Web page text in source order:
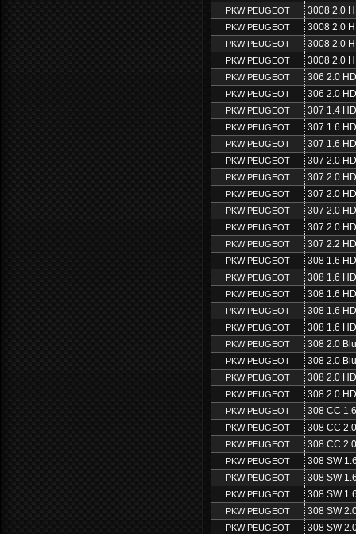
PKW PEUGEOT 3008 2.0
PKW PEUGEOT 3008 2.0
PKW PEUGEOT 3008 2.0
PKW PEUGEOT 3008 2.0
PKW PEUGEOT 306 2.0
PKW PEUGEOT 306 2.0
PKW PEUGEOT 307 1.4
PKW PEUGEOT 307 1.6
PKW PEUGEOT 307 1.6
PKW PEUGEOT 307 2.0
PKW PEUGEOT 307 2.0
PKW PEUGEOT 307 2.0
PKW PEUGEOT 307 2.0
PKW PEUGEOT 307 2.0
PKW PEUGEOT 307 2.2
PKW PEUGEOT 308 1.6
PKW PEUGEOT 308 1.6
PKW PEUGEOT 308 1.6
PKW PEUGEOT 308 1.6
PKW PEUGEOT 308 1.6
PKW PEUGEOT 308 2.0
PKW PEUGEOT 308 2.0
PKW PEUGEOT 308 2.0
PKW PEUGEOT 308 2.0
PKW PEUGEOT 308 CC
PKW PEUGEOT 308 CC
PKW PEUGEOT 308 CC
PKW PEUGEOT 308 SW
PKW PEUGEOT 308 SW
PKW PEUGEOT 308 SW
PKW PEUGEOT 308 SW
PKW PEUGEOT 308 SW